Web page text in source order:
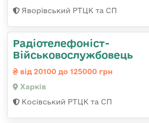
Яворівський РТЦК та СП
Радіотелефоніст-
Військовослужбовець
від 20100 до 125000 грн
Харків
Косівський РТЦК та СП